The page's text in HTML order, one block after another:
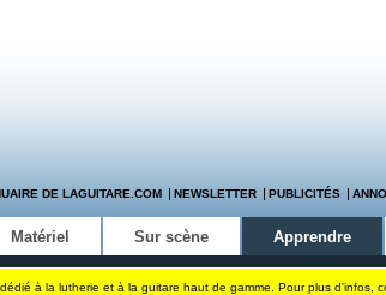
DE LAGUITARE.COM NEWSLETTER PUBLICITÉS
Matériel Sur scène Apprendre
à la lutherie et à la guitare haut de gamme. Pour plus d'infos,